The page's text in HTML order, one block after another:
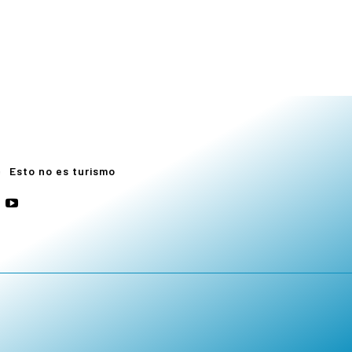
Esto no es turismo